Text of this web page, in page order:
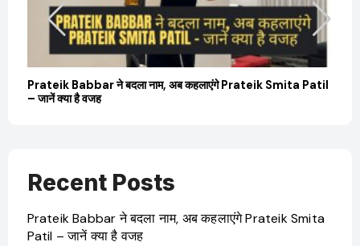
Prateik Babbar ने बदला नाम, अब कहलाएंगे Prateik Smita Patil
– जानें क्या है वजह
Recent Posts
Prateik Babbar ने बदला नाम, अब कहलाएंगे Prateik Smita
Patil – जानें क्या है वजह